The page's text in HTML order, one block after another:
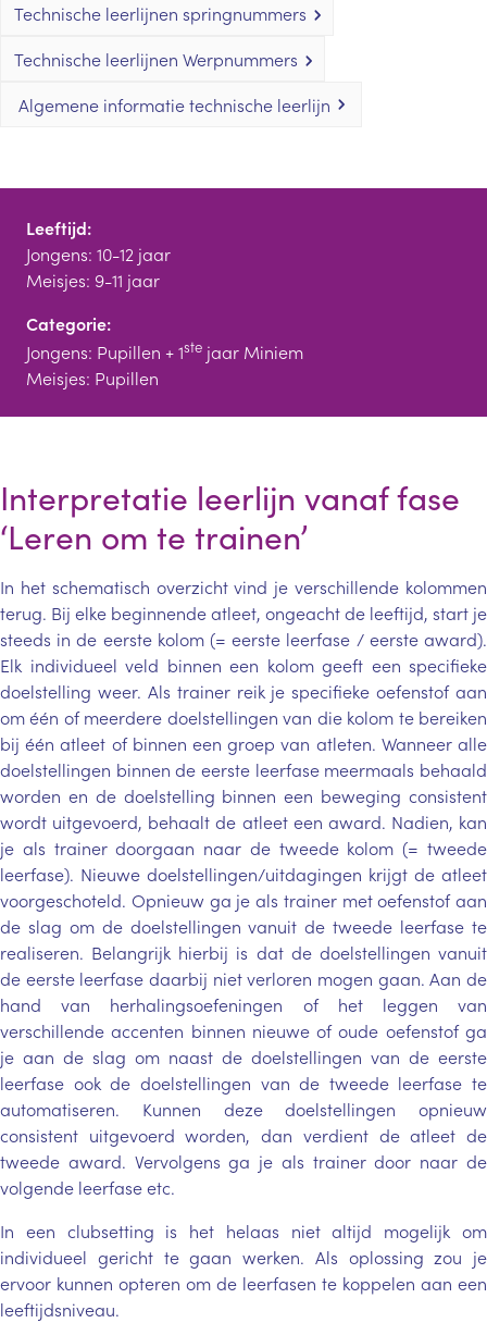
Technische leerlijnen springnummers
Technische leerlijnen Werpnummers
Algemene informatie technische leerlijn
Leeftijd:
Jongens: 10-12 jaar
Meisjes: 9-11 jaar
Categorie:
Jongens: Pupillen + 1ste jaar Miniem
Meisjes: Pupillen
Interpretatie leerlijn vanaf fase
‘Leren om te trainen’
In het schematisch overzicht vind je verschillende kolommen
terug. Bij elke beginnende atleet, ongeacht de leeftijd, start je
steeds in de eerste kolom (= eerste leerfase / eerste award).
Elk individueel veld binnen een kolom geeft een specifieke
doelstelling weer. Als trainer reik je specifieke oefenstof aan
om één of meerdere doelstellingen van die kolom te bereiken
bij één atleet of binnen een groep van atleten. Wanneer alle
doelstellingen binnen de eerste leerfase meermaals behaald
worden en de doelstelling binnen een beweging consistent
wordt uitgevoerd, behaalt de atleet een award. Nadien, kan
je als trainer doorgaan naar de tweede kolom (= tweede
leerfase). Nieuwe doelstellingen/uitdagingen krijgt de atleet
voorgeschoteld. Opnieuw ga je als trainer met oefenstof aan
de slag om de doelstellingen vanuit de tweede leerfase te
realiseren. Belangrijk hierbij is dat de doelstellingen vanuit
de eerste leerfase daarbij niet verloren mogen gaan. Aan de
hand van herhalingsoefeningen of het leggen van
verschillende accenten binnen nieuwe of oude oefenstof ga
je aan de slag om naast de doelstellingen van de eerste
leerfase ook de doelstellingen van de tweede leerfase te
automatiseren. Kunnen deze doelstellingen opnieuw
consistent uitgevoerd worden, dan verdient de atleet de
tweede award. Vervolgens ga je als trainer door naar de
volgende leerfase etc.
In een clubsetting is het helaas niet altijd mogelijk om
individueel gericht te gaan werken. Als oplossing zou je
ervoor kunnen opteren om de leerfasen te koppelen aan een
leeftijdsniveau.